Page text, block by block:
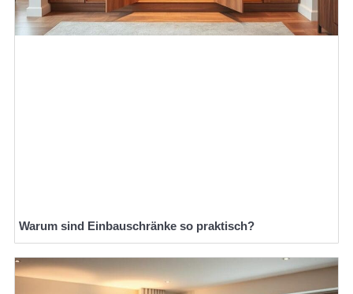
Warum sind Einbauschränke so praktisch?